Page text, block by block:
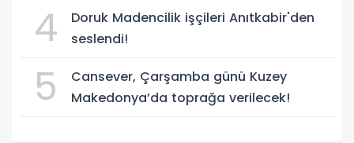
4
Doruk Madencilik işçileri Anıtkabir'den
seslendi!
5
Cansever, Çarşamba günü Kuzey
Makedonya’da toprağa verilecek!